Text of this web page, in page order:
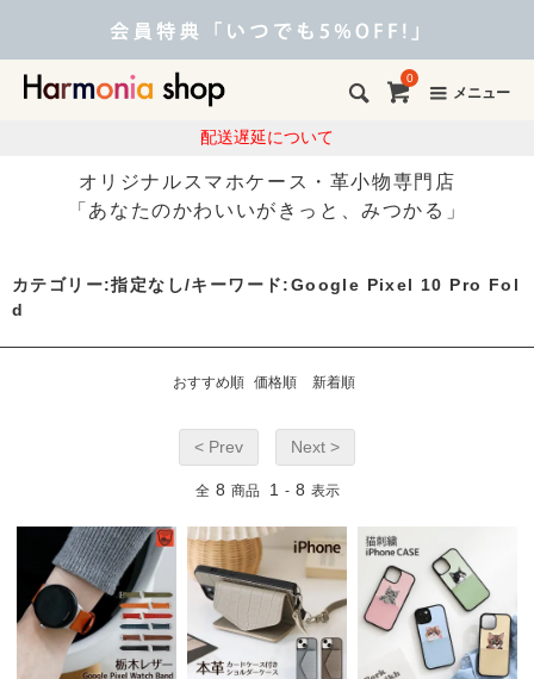
メニュー
0
配送遅延について
オリジナルスマホケース・革小物専門店
「あなたのかわいいがきっと、みつかる」
カテゴリー:指定なし/キーワード:Google Pixel 10 Pro Fol
d
おすすめ順 価格順 新着順
< Prev Next >
全 8 商品 1 - 8 表示